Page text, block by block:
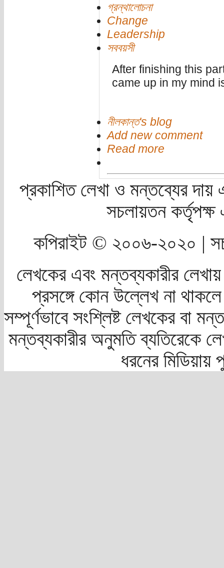
গ্রন্থালোচনা
Change
Leadership
সববয়সী
After finishing this
came up in my mind
নীলকান্ত's blog
Add new comment
Read more
প্রকাশিত লেখা ও মন্তব্যের দায়
সচলায়তন
কপিরাইট © ২০০৬-২০২০ |
লেখকের এবং মন্তব্যকারীর
প্রসঙ্গে কোন উল্লেখ না
সম্পূর্ণভাবে সংশ্লিষ্ট লেখকের বা
মন্তব্যকারীর অনুমতি ব্যতিরেকে
ধরনের মিডিয়ায়